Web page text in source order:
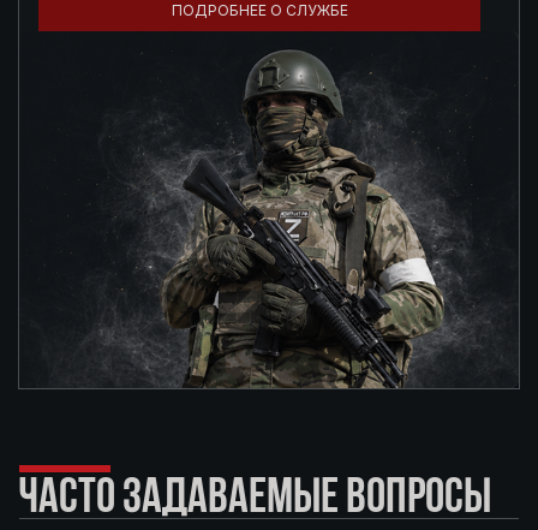
ПОДРОБНЕЕ О СЛУЖБЕ
ЧАСТО ЗАДАВАЕМЫЕ ВОПРОСЫ